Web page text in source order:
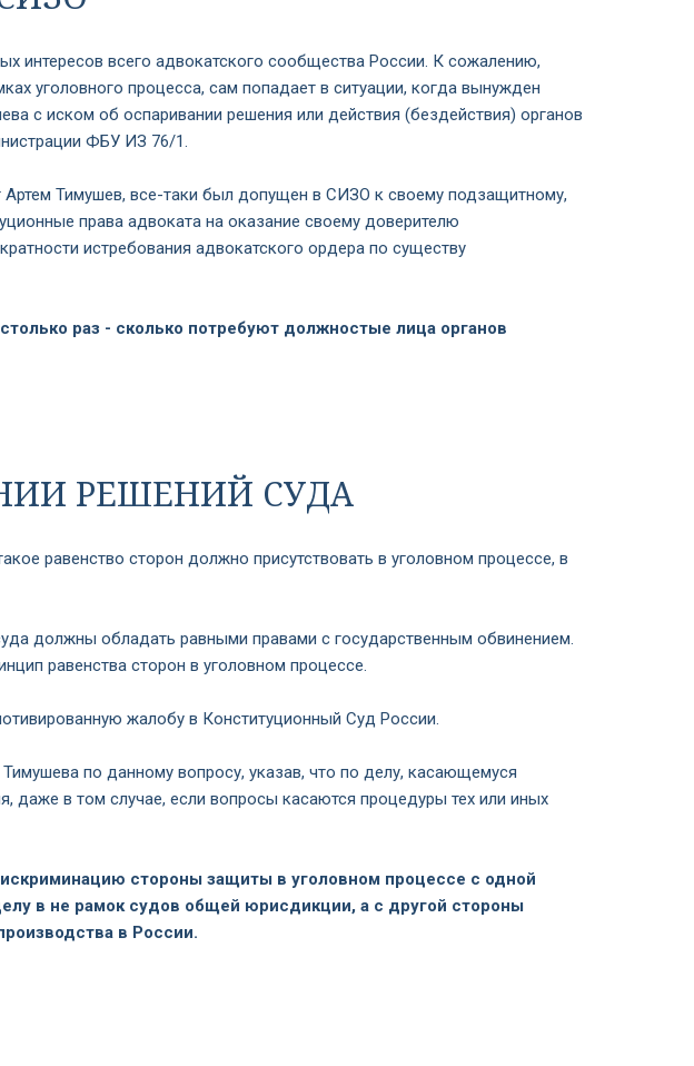
интересов всего адвокатского сообщества России. К сожалению,
уголовного процесса, сам попадает в ситуации, когда вынужден
с иском об оспаривании решения или действия (бездействия) органов
ФБУ ИЗ 76/1.
Артем Тимушев, все-таки был допущен в СИЗО к своему подзащитному,
права адвоката на оказание своему доверителю
истребования адвокатского ордера по существу
раз - сколько потребуют должностые лица органов
РЕШЕНИЙ СУДА
равенство сторон должно присутствовать в уголовном процессе, в
должны обладать равными правами с государственным обвинением.
равенства сторон в уголовном процессе.
жалобу в Конституционный Суд России.
по данному вопросу, указав, что по делу, касающемуся
даже в том случае, если вопросы касаются процедуры тех или иных
стороны защиты в уголовном процессе с одной
в не рамок судов общей юрисдикции, а с другой стороны
в России.